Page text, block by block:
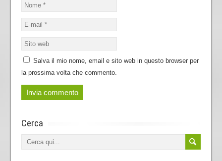
Salva il mio nome, email e sito web in questo browser per
la prossima volta che commento.
Cerca